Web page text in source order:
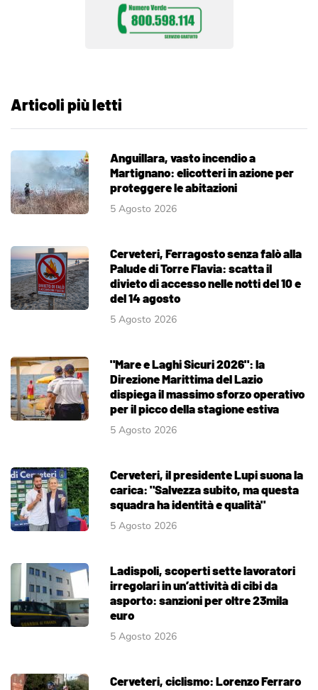
Articoli più letti
Anguillara, vasto incendio a
Martignano: elicotteri in azione per
proteggere le abitazioni
5 Agosto 2026
Cerveteri, Ferragosto senza falò alla
Palude di Torre Flavia: scatta il
divieto di accesso nelle notti del 10 e
del 14 agosto
5 Agosto 2026
"Mare e Laghi Sicuri 2026": la
Direzione Marittima del Lazio
dispiega il massimo sforzo operativo
per il picco della stagione estiva
5 Agosto 2026
Cerveteri, il presidente Lupi suona la
carica: "Salvezza subito, ma questa
squadra ha identità e qualità"
5 Agosto 2026
Ladispoli, scoperti sette lavoratori
irregolari in un’attività di cibi da
asporto: sanzioni per oltre 23mila
euro
5 Agosto 2026
Cerveteri, ciclismo: Lorenzo Ferraro